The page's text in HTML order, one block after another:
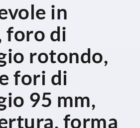
in
foro di
rotondo,
fori di
95 mm,
forma